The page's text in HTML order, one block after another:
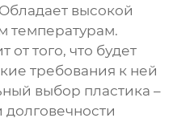
высокой
температурам.
того, что будет
требования к ней
выбор пластика –
долговечности